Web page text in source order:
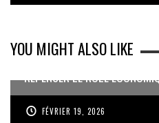
YOU MIGHT ALSO LIKE
REPENSER LE RÔLE
FÉVRIER 19, 2026